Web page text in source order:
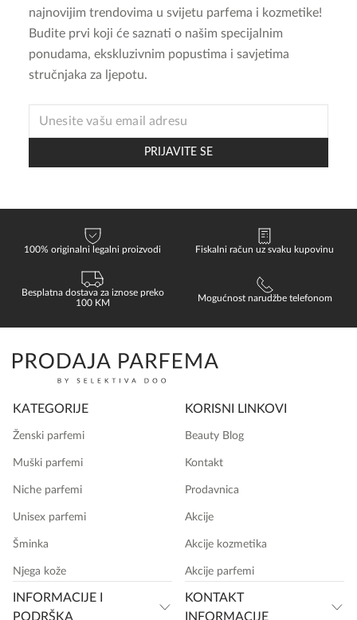
najnovijim trendovima u svijetu parfema i kozmetike!
Budite prvi koji će saznati o našim specijalnim
ponudama, ekskluzivnim popustima i savjetima
stručnjaka za ljepotu.
EMAIL
PRIJAVITE SE
100% originalni legalni proizvodi Fiskalni račun uz svaku kupovinu
Besplatna dostava za iznose preko
100 KM
Mogućnost narudžbe telefonom
KATEGORIJE
Ženski parfemi
Muški parfemi
Niche parfemi
Unisex parfemi
Šminka
Njega kože
KORISNI LINKOVI
Beauty Blog
Kontakt
Prodavnica
Akcije
Akcije kozmetika
Akcije parfemi
INFORMACIJE I
PODRŠKA
KONTAKT
INFORMACIJE